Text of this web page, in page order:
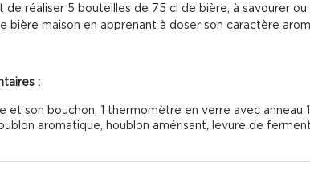
de réaliser 5 bouteilles de 75 cl de bière, à savourer ou
bière maison en apprenant à doser son caractère
:
et son bouchon, 1 thermomètre en verre avec anneau
aromatique, houblon amérisant, levure de